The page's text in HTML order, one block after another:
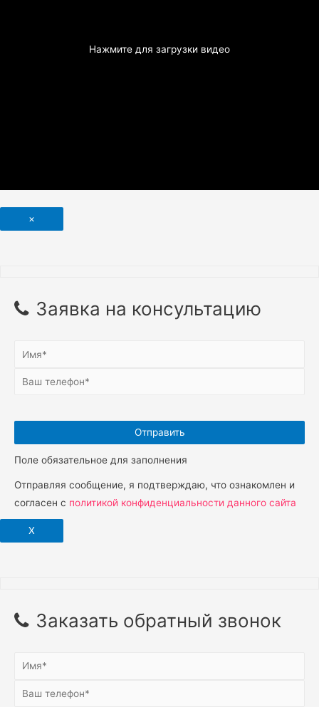
Нажмите для загрузки видео
×
Заявка на консультацию
Поле обязательное для заполнения
Отправляя сообщение, я подтверждаю, что ознакомлен и
согласен с политикой конфиденциальности данного сайта
X
Заказать обратный звонок